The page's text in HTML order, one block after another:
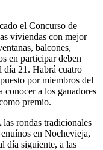
el Concurso de
viviendas con mejor
balcones,
en participar deben
día 21. Habrá cuatro
por miembros del
a los ganadores
premio.
rondas tradicionales
en Nochevieja,
día siguiente, a las